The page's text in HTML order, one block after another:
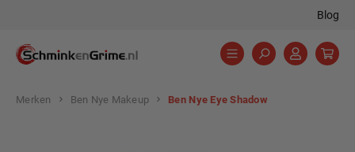
Blog
Merken Ben Nye Makeup Ben Nye Eye Shadow